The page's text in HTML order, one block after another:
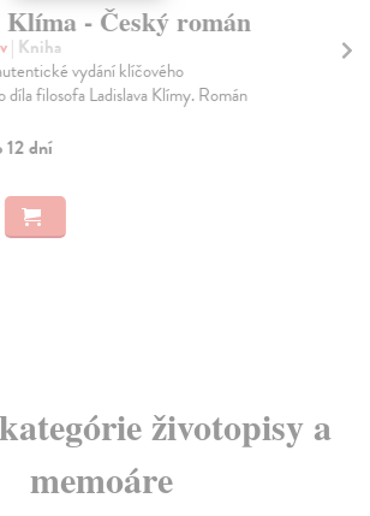
- Český román
| Kniha
vydání klíčového
filosofa Ladislava Klímy. Román
12 dní
životopisy a
memoáre